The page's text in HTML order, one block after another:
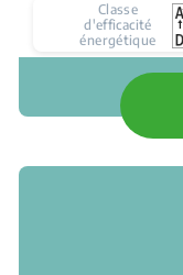
Classe
d'efficacité
énergétique